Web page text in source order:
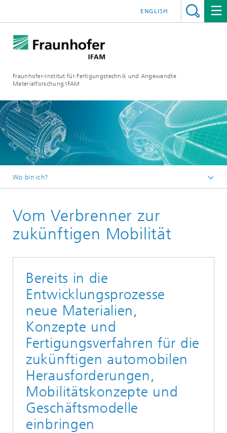
Fraunhofer-Institut für Fertigungstechnik und Angewandte
Materialforschung IFAM
ENGLISH
Wo bin ich?
Branchen
Vom Verbrenner zur
zukünftigen Mobilität
Bereits in die
Entwicklungsprozesse
neue Materialien,
Konzepte und
Fertigungsverfahren für die
zukünftigen automobilen
Herausforderungen,
Mobilitätskonzepte und
Geschäftsmodelle
einbringen